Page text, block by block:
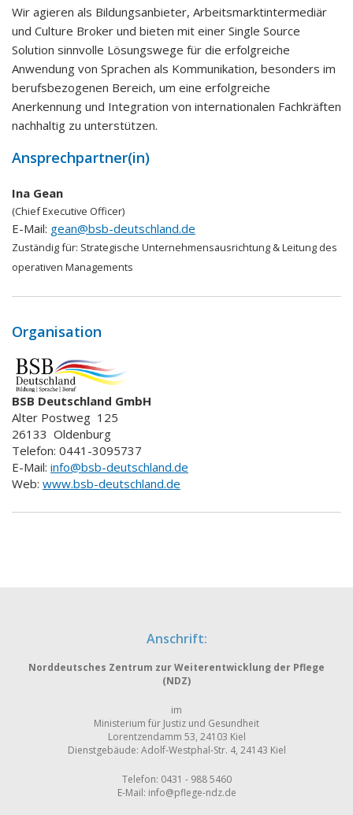
Wir agieren als Bildungsanbieter, Arbeitsmarktintermediär
und Culture Broker und bieten mit einer Single Source
Solution sinnvolle Lösungswege für die erfolgreiche
Anwendung von Sprachen als Kommunikation, besonders im
berufsbezogenen Bereich, um eine erfolgreiche
Anerkennung und Integration von internationalen Fachkräften
nachhaltig zu unterstützen.
Ansprechpartner(in)
Ina Gean
(Chief Executive Officer)
E-Mail: gean@bsb-deutschland.de
Zuständig für: Strategische Unternehmensausrichtung & Leitung des
operativen Managements
Organisation
BSB Deutschland GmbH
Alter Postweg 125
26133 Oldenburg
Telefon: 0441-3095737
E-Mail: info@bsb-deutschland.de
Web: www.bsb-deutschland.de
Anschrift:
Norddeutsches Zentrum zur Weiterentwicklung der Pflege
(NDZ)
im
Ministerium für Justiz und Gesundheit
Lorentzendamm 53, 24103 Kiel
Dienstgebäude: Adolf-Westphal-Str. 4, 24143 Kiel
Telefon: 0431 - 988 5460
E-Mail: info@pflege-ndz.de